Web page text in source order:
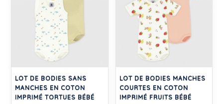
LOT DE BODIES SANS
MANCHES EN COTON
IMPRIMÉ TORTUES BÉBÉ
LOT DE BODIES MANCHES
COURTES EN COTON
IMPRIMÉ FRUITS BÉBÉ